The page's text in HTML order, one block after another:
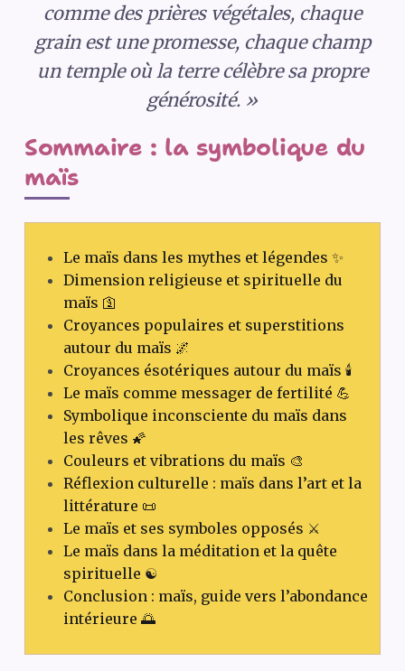
comme des prières végétales, chaque
grain est une promesse, chaque champ
un temple où la terre célèbre sa propre
générosité. »
Sommaire : la symbolique du
maïs
Le maïs dans les mythes et légendes ✨
Dimension religieuse et spirituelle du
maïs 🛐
Croyances populaires et superstitions
autour du maïs 🌌
Croyances ésotériques autour du maïs 🕯️
Le maïs comme messager de fertilité 💪
Symbolique inconsciente du maïs dans
les rêves 🌠
Couleurs et vibrations du maïs 🎨
Réflexion culturelle : maïs dans l’art et la
littérature 📜
Le maïs et ses symboles opposés ⚔️
Le maïs dans la méditation et la quête
spirituelle ☯️
Conclusion : maïs, guide vers l’abondance
intérieure 🌅